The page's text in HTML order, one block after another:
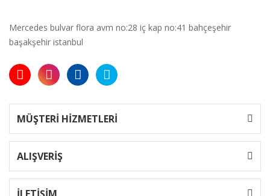
Mercedes bulvar flora avm no:28 iç kap no:41 bahçeşehir
başakşehir istanbul
MÜŞTERİ HİZMETLERİ
ALIŞVERİŞ